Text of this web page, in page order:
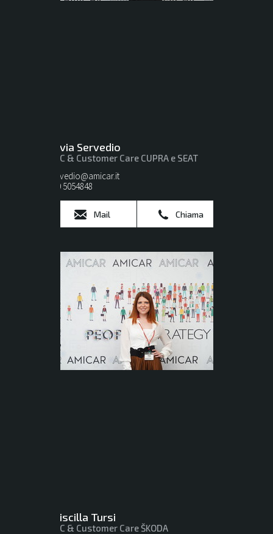
Silvia Servedio
BDC & Customer Care CUPRA e SEAT
servedio@amicar.it
080 5054848
Mail Chiama
Priscilla Tursi
BDC & Customer Care ŠKODA